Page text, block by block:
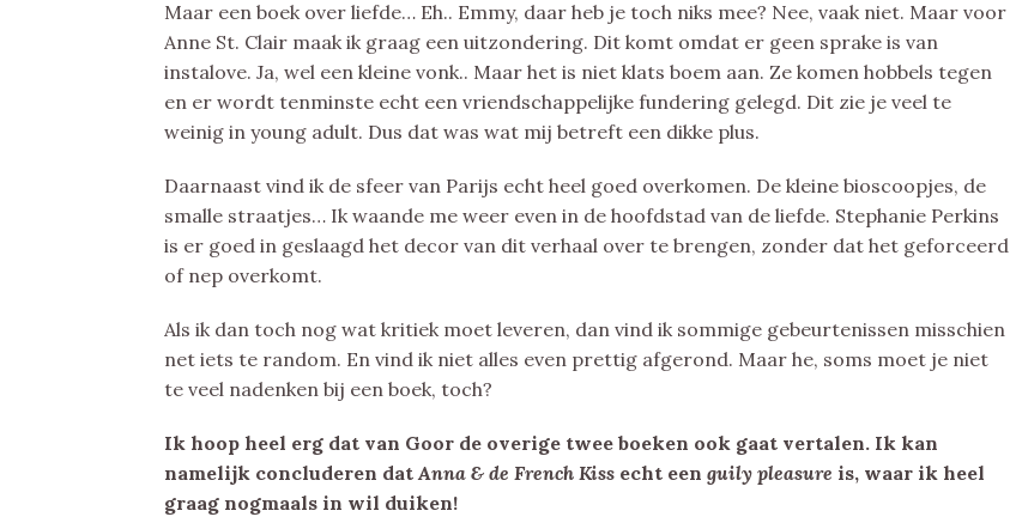
Maar een boek over liefde… Eh.. Emmy, daar heb je toch niks mee? Nee, vaak niet. Maar voor
Anne St. Clair maak ik graag een uitzondering. Dit komt omdat er geen sprake is van
instalove. Ja, wel een kleine vonk.. Maar het is niet klats boem aan. Ze komen hobbels tegen
en er wordt tenminste echt een vriendschappelijke fundering gelegd. Dit zie je veel te
weinig in young adult. Dus dat was wat mij betreft een dikke plus.
Daarnaast vind ik de sfeer van Parijs echt heel goed overkomen. De kleine bioscoopjes, de
smalle straatjes… Ik waande me weer even in de hoofdstad van de liefde. Stephanie Perkins
is er goed in geslaagd het decor van dit verhaal over te brengen, zonder dat het geforceerd
of nep overkomt.
Als ik dan toch nog wat kritiek moet leveren, dan vind ik sommige gebeurtenissen misschien
net iets te random. En vind ik niet alles even prettig afgerond. Maar he, soms moet je niet
te veel nadenken bij een boek, toch?
Ik hoop heel erg dat van Goor de overige twee boeken ook gaat vertalen. Ik kan
namelijk concluderen datAnna & de French Kiss echt een guily pleasure is, waar ik heel
graag nogmaals in wil duiken!